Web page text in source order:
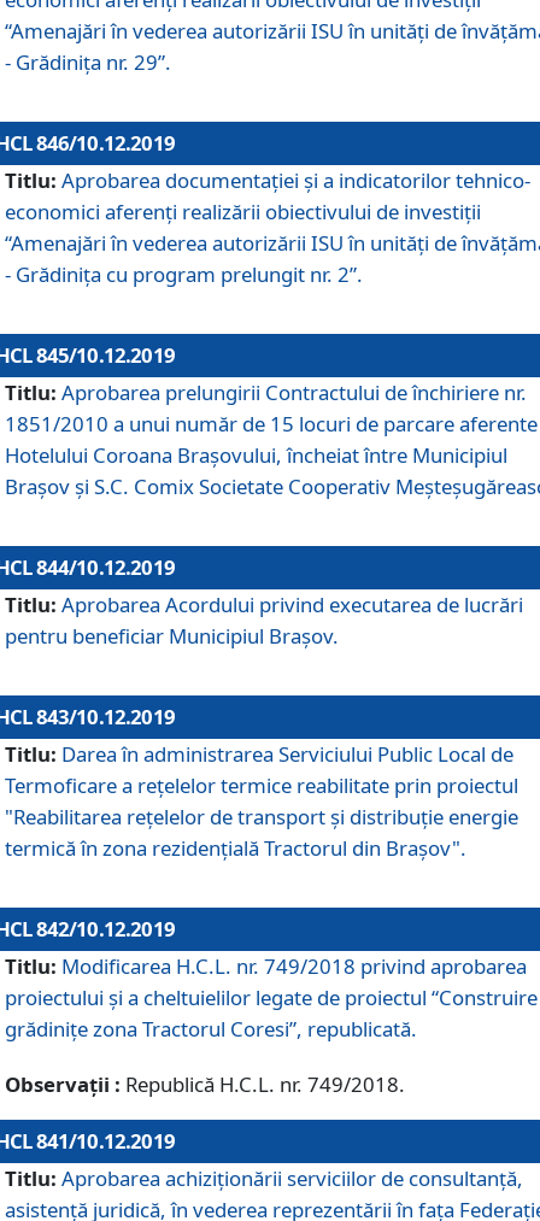
“Amenajări în vederea autorizării ISU în unități de
- Grădinița nr. 29”.
846/10.12.2019
Titlu: Aprobarea documentației și a indicatorilor tehnico-
economici aferenți realizării obiectivului de investiții
“Amenajări în vederea autorizării ISU în unități de
- Grădinița cu program prelungit nr. 2”.
845/10.12.2019
Titlu: Aprobarea prelungirii Contractului de închiriere nr.
1851/2010 a unui număr de 15 locuri de parcare aferente
Hotelului Coroana Brașovului, încheiat între Municipiul
Braşov şi S.C. Comix Societate Cooperativ
844/10.12.2019
Titlu: Aprobarea Acordului privind executarea de lucrări
pentru beneficiar Municipiul Brașov.
843/10.12.2019
Titlu: Darea în administrarea Serviciului Public Local de
Termoficare a rețelelor termice reabilitate prin proiectul
"Reabilitarea reţelelor de transport şi distribuţie energie
termică în zona rezidenţială Tractorul din Braşov".
842/10.12.2019
Titlu: Modificarea H.C.L. nr. 749/2018 privind aprobarea
proiectului și a cheltuielilor legate de proiectul “Construire
grădinițe zona Tractorul Coresi”, republicată.
Observații : Republică H.C.L. nr. 749/2018.
841/10.12.2019
Titlu: Aprobarea achiziționării serviciilor de consultanță,
asistență juridică, în vederea reprezentării în fața